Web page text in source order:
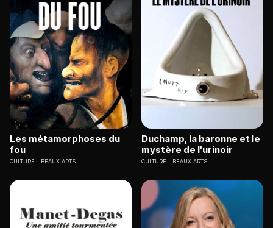
Les métamorphoses du
fou
CULTURE BEAUX ARTS
Duchamp, la baronne et le
mystère de l'urinoir
CULTURE BEAUX ARTS